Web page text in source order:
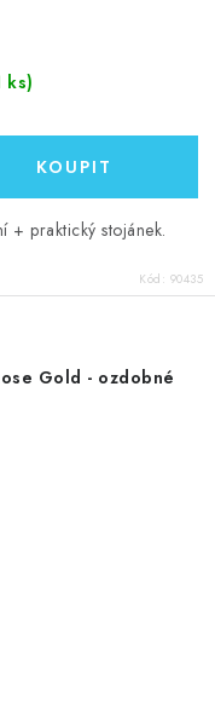
ks)
+ praktický stojánek.
Kód: 90435
Gold - ozdobné